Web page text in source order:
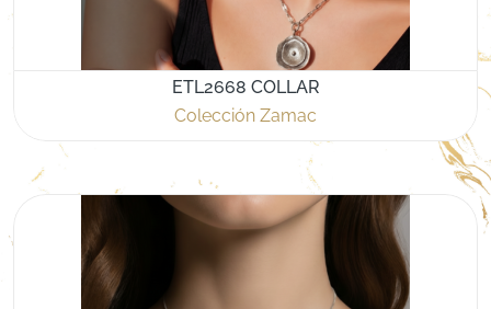
ETL2668 COLLAR
Colección Zamac